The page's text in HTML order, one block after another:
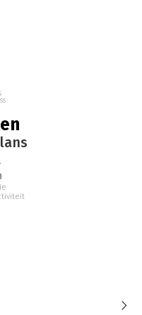
om thuis structuur
baat hebben bij de vele
mentale uitdagingen van
toekomst. Hoe kunnen
inzetten in een
kan het verleden ons
gaan?